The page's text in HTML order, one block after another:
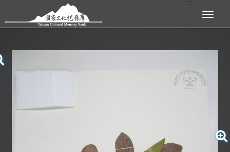
跳到主要內容區塊 展開選單